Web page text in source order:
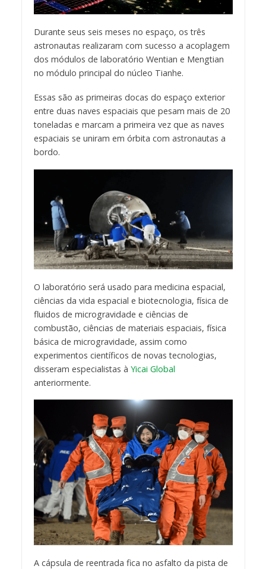
Durante seus seis meses no espaço, os três
astronautas realizaram com sucesso a acoplagem
dos módulos de laboratório Wentian e Mengtian
no módulo principal do núcleo Tianhe.
Essas são as primeiras docas do espaço exterior
entre duas naves espaciais que pesam mais de 20
toneladas e marcam a primeira vez que as naves
espaciais se uniram em órbita com astronautas a
bordo.
O laboratório será usado para medicina espacial,
ciências da vida espacial e biotecnologia, física de
fluidos de microgravidade e ciências de
combustão, ciências de materiais espaciais, física
básica de microgravidade, assim como
experimentos científicos de novas tecnologias,
disseram especialistas à Yicai Global
anteriormente.
A cápsula de reentrada fica no asfalto da pista de